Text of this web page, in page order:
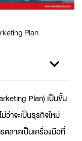
Plan
Plan) เป็นขั้น
าจะเป็นธุรกิจใหม่
ตลาดเป็นเครื่องมือที่